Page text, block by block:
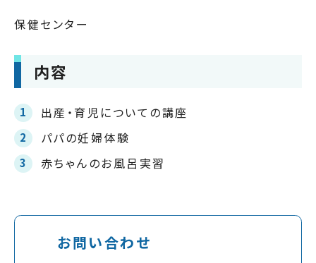
保健センター
内容
出産・育児についての講座
パパの妊婦体験
赤ちゃんのお風呂実習
お問い合わせ